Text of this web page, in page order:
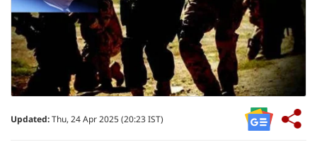
Updated:Thu, 24 Apr 2025 (20:23 IST)